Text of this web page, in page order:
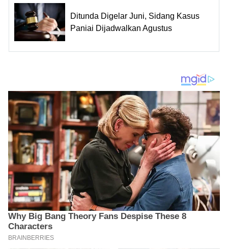
Ditunda Digelar Juni, Sidang Kasus
Paniai Dijadwalkan Agustus